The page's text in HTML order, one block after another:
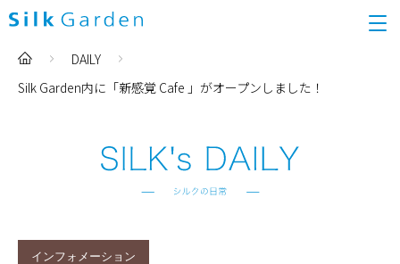
DAILY
Silk Garden内に「新感覚 Cafe 」がオープンしました！
インフォメーション